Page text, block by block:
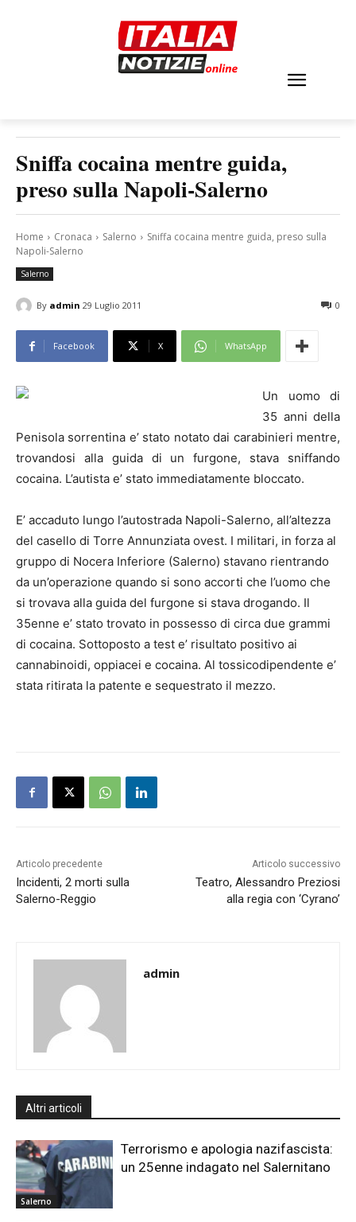
Sniffa cocaina mentre guida,
preso sulla Napoli-Salerno
Home Cronaca Salerno
Sniffa cocaina mentre guida, preso sulla
Napoli-Salerno
Salerno
By admin 29 Luglio 2011 0
Facebook X WhatsApp
Un uomo di
35 anni della
Penisola sorrentina e’ stato notato dai carabinieri mentre,
trovandosi alla guida di un furgone, stava sniffando
cocaina. L’autista e’ stato immediatamente bloccato.
E’ accaduto lungo l’autostrada Napoli-Salerno, all’altezza
del casello di Torre Annunziata ovest. I militari, in forza al
gruppo di Nocera Inferiore (Salerno) stavano rientrando
da un’operazione quando si sono accorti che l’uomo che
si trovava alla guida del furgone si stava drogando. Il
35enne e’ stato trovato in possesso di circa due grammi
di cocaina. Sottoposto a test e’ risultato positivo ai
cannabinoidi, oppiacei e cocaina. Al tossicodipendente e’
stata ritirata la patente e sequestrato il mezzo.
Articolo precedente
Incidenti, 2 morti sulla
Salerno-Reggio
Articolo successivo
Teatro, Alessandro Preziosi
alla regia con ‘Cyrano’
admin
Altri articoli
Salerno
Terrorismo e apologia nazifascista:
un 25enne indagato nel Salernitano